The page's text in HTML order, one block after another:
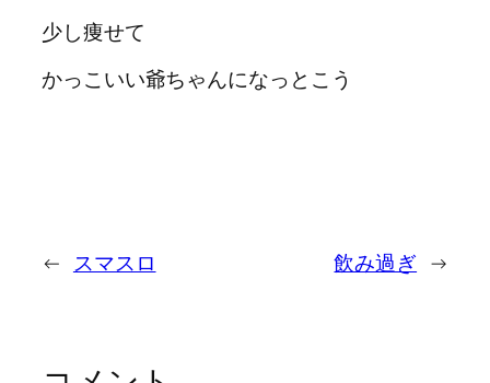
少し痩せて
かっこいい爺ちゃんになっとこう
← スマスロ 飲み過ぎ →